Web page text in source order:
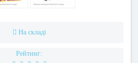
На складі
Рейтинг: